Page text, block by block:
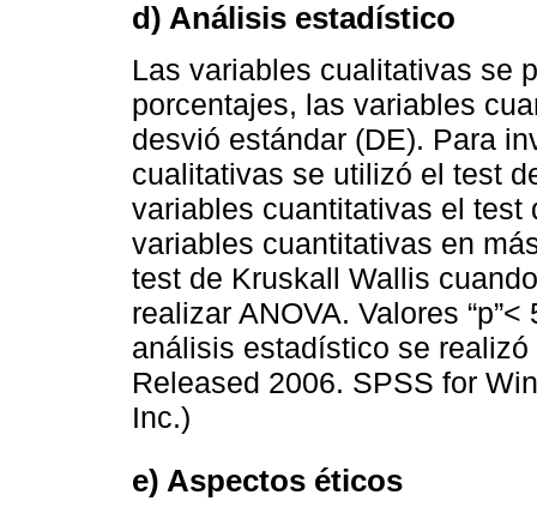
d) Análisis estadístico
Las variables cualitativas se
porcentajes, las variables
desvió estándar (DE). Para
cualitativas se utilizó el test
variables cuantitativas el test
variables cuantitativas en
test de Kruskall Wallis
realizar ANOVA. Valores
análisis estadístico se
Released 2006. SPSS for
Inc.)
e) Aspectos éticos